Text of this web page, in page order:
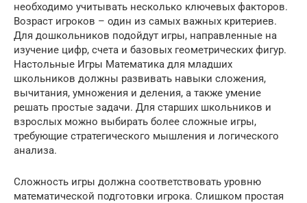
необходимо учитывать несколько ключевых факторов.
Возраст игроков – один из самых важных критериев.
Для дошкольников подойдут игры, направленные на
изучение цифр, счета и базовых геометрических фигур.
Настольные Игры Математика для младших
школьников должны развивать навыки сложения,
вычитания, умножения и деления, а также умение
решать простые задачи. Для старших школьников и
взрослых можно выбирать более сложные игры,
требующие стратегического мышления и логического
анализа.
Сложность игры должна соответствовать уровню
математической подготовки игрока. Слишком простая